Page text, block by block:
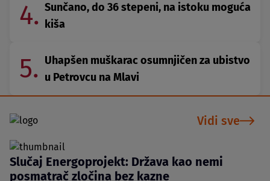
4. Sunčano, do 36 stepeni, na istoku moguća
kiša
5. Uhapšen muškarac osumnjičen za ubistvo
u Petrovcu na Mlavi
Vidi sve
Slučaj Energoprojekt: Država kao nemi
posmatrač zločina bez kazne